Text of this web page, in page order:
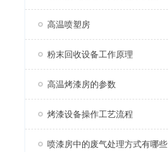
高温喷塑房
粉末回收设备工作原理
高温烤漆房的参数
烤漆设备操作工艺流程
喷漆房中的废气处理方式有哪些